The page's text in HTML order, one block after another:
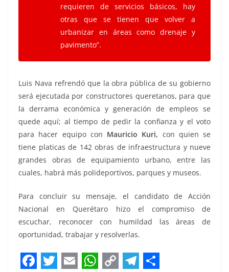
requieren de servicios básicos, hay
otras que se tienen que volver a
urbanizar en áreas como drenaje y
pavimento”.
Luis Nava refrendó que la obra pública de su gobierno
será ejecutada por constructores queretanos, para que
la derrama económica y generación de empleos se
quede aquí; al tiempo de pedir la confianza y el voto
para hacer equipo con Mauricio Kuri, con quien se
tiene platicas de 142 obras de infraestructura y nueve
grandes obras de equipamiento urbano, entre las
cuales, habrá más polideportivos, parques y museos.
Para concluir su mensaje, el candidato de Acción
Nacional en Querétaro hizo el compromiso de
escuchar, reconocer con humildad las áreas de
oportunidad, trabajar y resolverlas.